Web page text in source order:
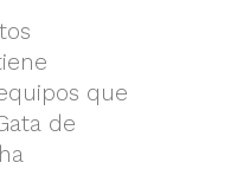
que
de